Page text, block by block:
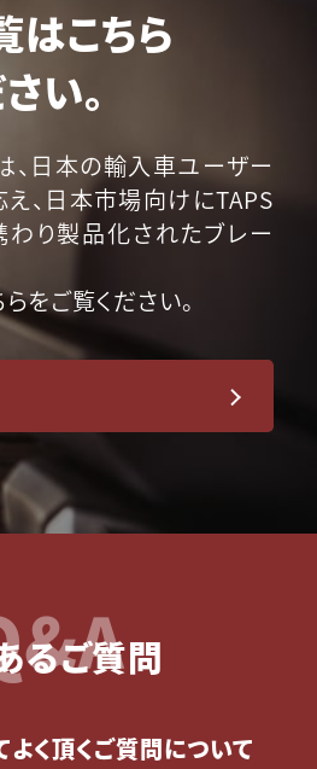
はこちら
い。
、日本の輸入車ユーザー
、日本市場向けにTAPS
り製品化されたブレー
をご覧ください。
るご質問
く頂くご質問について